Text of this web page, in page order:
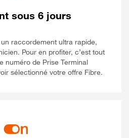
sous 6 jours
raccordement ultra rapide,
Pour en profiter, c’est tout
numéro de Prise Terminal
sélectionné votre offre Fibre.